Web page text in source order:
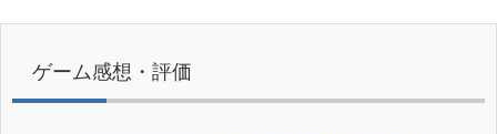
ゲーム感想・評価